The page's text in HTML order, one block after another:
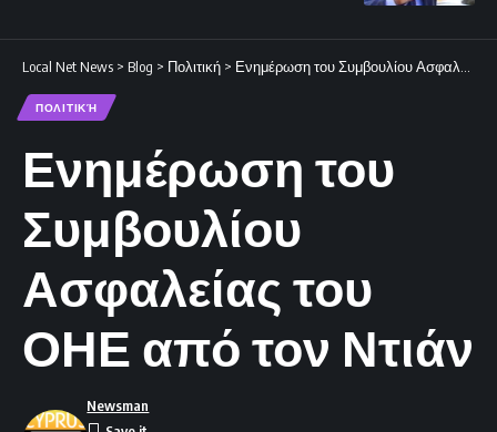
Local Net News > Blog > Πολιτική > Ενημέρωση του Συμβουλίου Ασφαλείας του ΟΗΕ από τον Ντιάν
ΠΟΛΙΤΙΚΉ
Ενημέρωση του
Συμβουλίου
Ασφαλείας του
ΟΗΕ από τον Ντιάν
Newsman